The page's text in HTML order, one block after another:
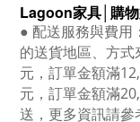
Lagoon家具│購
● 配送服務與費用：
的送貨地區、方
元，訂單金額滿12
元，訂單金額滿
送，更多資訊請參